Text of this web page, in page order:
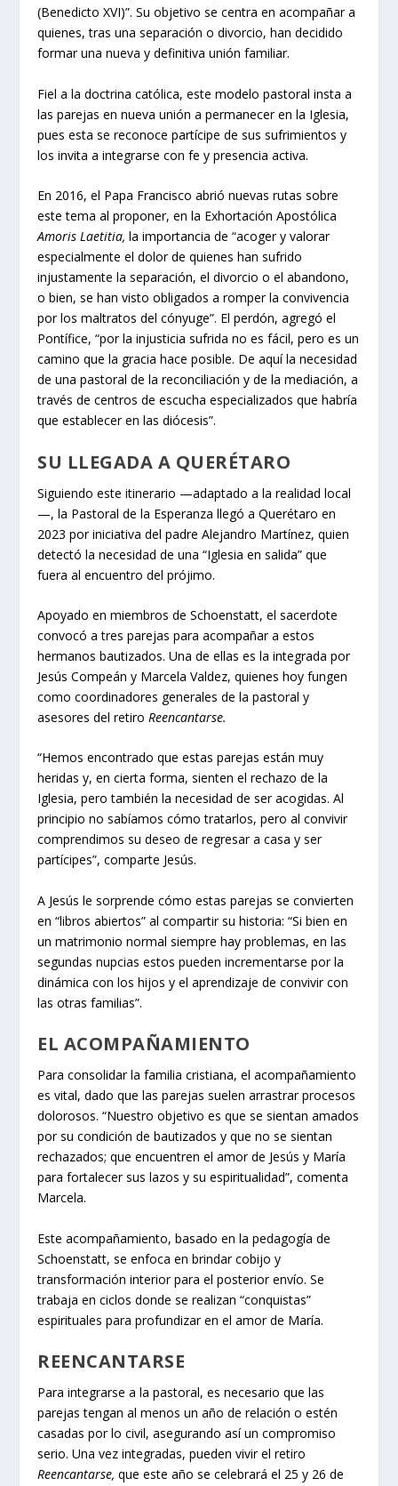
(Benedicto XVI)”. Su objetivo se centra en acompañar a
quienes, tras una separación o divorcio, han decidido
formar una nueva y definitiva unión familiar.
Fiel a la doctrina católica, este modelo pastoral insta a
las parejas en nueva unión a permanecer en la Iglesia,
pues esta se reconoce partícipe de sus sufrimientos y
los invita a integrarse con fe y presencia activa.
En 2016, el Papa Francisco abrió nuevas rutas sobre
este tema al proponer, en la Exhortación Apostólica
Amoris Laetitia, la importancia de “acoger y valorar
especialmente el dolor de quienes han sufrido
injustamente la separación, el divorcio o el abandono,
o bien, se han visto obligados a romper la convivencia
por los maltratos del cónyuge”. El perdón, agregó el
Pontífice, “por la injusticia sufrida no es fácil, pero es un
camino que la gracia hace posible. De aquí la necesidad
de una pastoral de la reconciliación y de la mediación, a
través de centros de escucha especializados que habría
que establecer en las diócesis”.
SU LLEGADA A QUERÉTARO
Siguiendo este itinerario —adaptado a la realidad local
—, la Pastoral de la Esperanza llegó a Querétaro en
2023 por iniciativa del padre Alejandro Martínez, quien
detectó la necesidad de una “Iglesia en salida” que
fuera al encuentro del prójimo.
Apoyado en miembros de Schoenstatt, el sacerdote
convocó a tres parejas para acompañar a estos
hermanos bautizados. Una de ellas es la integrada por
Jesús Compeán y Marcela Valdez, quienes hoy fungen
como coordinadores generales de la pastoral y
asesores del retiroReencantarse.
“Hemos encontrado que estas parejas están muy
heridas y, en cierta forma, sienten el rechazo de la
Iglesia, pero también la necesidad de ser acogidas. Al
principio no sabíamos cómo tratarlos, pero al convivir
comprendimos su deseo de regresar a casa y ser
partícipes”, comparte Jesús.
A Jesús le sorprende cómo estas parejas se convierten
en “libros abiertos” al compartir su historia: “Si bien en
un matrimonio normal siempre hay problemas, en las
segundas nupcias estos pueden incrementarse por la
dinámica con los hijos y el aprendizaje de convivir con
las otras familias”.
EL ACOMPAÑAMIENTO
Para consolidar la familia cristiana, el acompañamiento
es vital, dado que las parejas suelen arrastrar procesos
dolorosos. “Nuestro objetivo es que se sientan amados
por su condición de bautizados y que no se sientan
rechazados; que encuentren el amor de Jesús y María
para fortalecer sus lazos y su espiritualidad”, comenta
Marcela.
Este acompañamiento, basado en la pedagogía de
Schoenstatt, se enfoca en brindar cobijo y
transformación interior para el posterior envío. Se
trabaja en ciclos donde se realizan “conquistas”
espirituales para profundizar en el amor de María.
REENCANTARSE
Para integrarse a la pastoral, es necesario que las
parejas tengan al menos un año de relación o estén
casadas por lo civil, asegurando así un compromiso
serio. Una vez integradas, pueden vivir el retiro
Reencantarse,que este año se celebrará el 25 y 26 de